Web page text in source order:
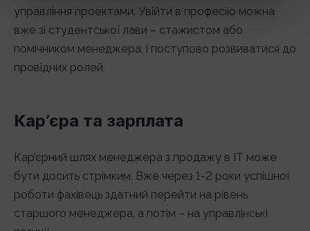
управління проектами. Увійти в професію можна
вже зі студентської лави – стажистом або
помічником менеджера, і поступово розвиватися до
провідних ролей.
Кар’єра та зарплата
Кар’єрний шлях менеджера з продажу в IT може
бути досить стрімким. Вже через 1-2 роки успішної
роботи фахівець здатний перейти на рівень
старшого менеджера, а потім – на управлінські